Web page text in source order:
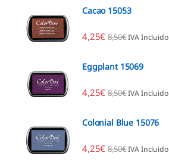
Cacao 15053
4,25€ 8,50€ IVA Incluido
Eggplant 15069
4,25€ 8,50€ IVA Incluido
Colonial Blue 15076
4,25€ 8,50€ IVA Incluido